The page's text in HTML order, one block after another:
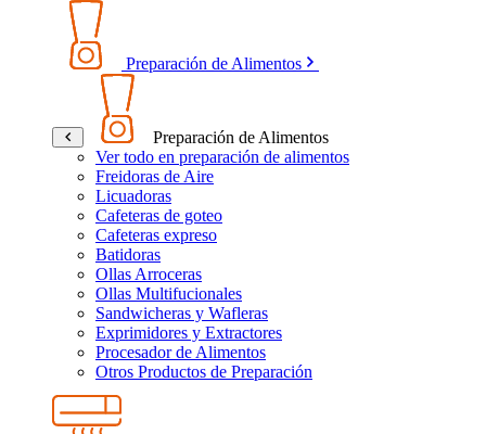
Preparación de Alimentos
Preparación de Alimentos
Ver todo en preparación de alimentos
Freidoras de Aire
Licuadoras
Cafeteras de goteo
Cafeteras expreso
Batidoras
Ollas Arroceras
Ollas Multifucionales
Sandwicheras y Wafleras
Exprimidores y Extractores
Procesador de Alimentos
Otros Productos de Preparación